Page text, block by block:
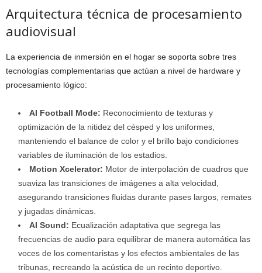
Arquitectura técnica de procesamiento
audiovisual
La experiencia de inmersión en el hogar se soporta sobre tres
tecnologías complementarias que actúan a nivel de hardware y
procesamiento lógico:
AI Football Mode: Reconocimiento de texturas y
optimización de la nitidez del césped y los uniformes,
manteniendo el balance de color y el brillo bajo condiciones
variables de iluminación de los estadios.
Motion Xcelerator: Motor de interpolación de cuadros que
suaviza las transiciones de imágenes a alta velocidad,
asegurando transiciones fluidas durante pases largos, remates
y jugadas dinámicas.
AI Sound: Ecualización adaptativa que segrega las
frecuencias de audio para equilibrar de manera automática las
voces de los comentaristas y los efectos ambientales de las
tribunas, recreando la acústica de un recinto deportivo.